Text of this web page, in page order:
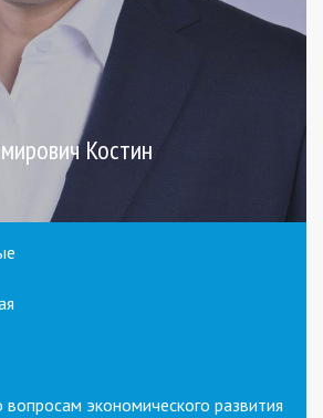
Костин
экономического развития